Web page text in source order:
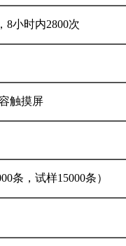
8小时内2800次
触摸屏
条，试样15000条）